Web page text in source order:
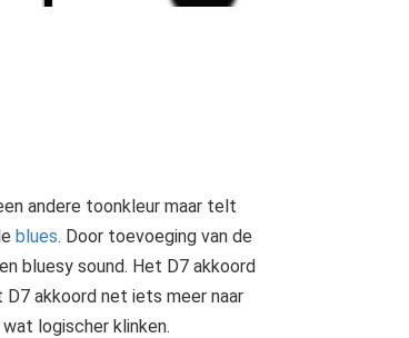
andere toonkleur maar telt
blues. Door toevoeging van de
bluesy sound. Het D7 akkoord
akkoord net iets meer naar
logischer klinken.